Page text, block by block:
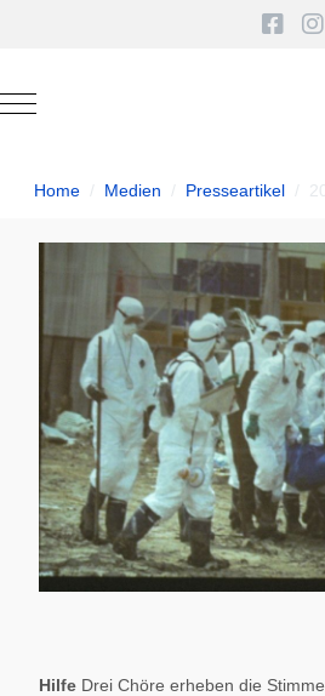
Mobile Menu Toggle
Home Medien Presseartikel
Hilfe Drei Chöre erheben die